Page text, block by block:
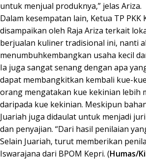
untuk menjual produknya,” jelas Ariza.
Dalam kesempatan lain, Ketua TP
disampaikan oleh Raja Ariza terkait
berjualan kuliner tradisional ini, nanti
menumbuhkembangkan usaha kecil
Ia juga sangat senang dengan apa
dapat membangkitkan kembali kue-
orang mengatakan kue kekinian lebih
daripada kue kekinian. Meskipun
Juariah juga didaulat untuk menjadi
dan penyajian. “Dari hasil penilaian
Selain Juariah, turut memberikan
Iswarajana dari BPOM Kepri. (Humas/